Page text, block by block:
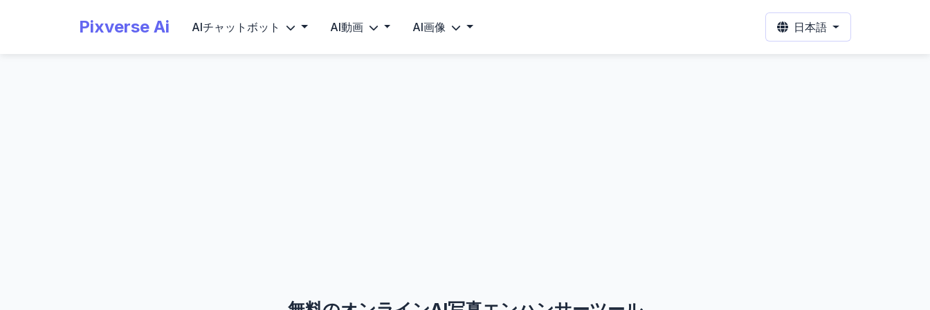
Pixverse Ai AIチャットボット AI動画 AI画像 日本語